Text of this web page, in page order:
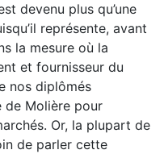
devenu plus qu’une
représente, avant
la mesure où la
et fournisseur du
nos diplômés
de Molière pour
Or, la plupart de
de parler cette